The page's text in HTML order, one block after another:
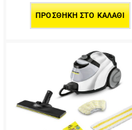
ΠΡΟΣΘΉΚΗ ΣΤΟ ΚΑΛΆΘΙ